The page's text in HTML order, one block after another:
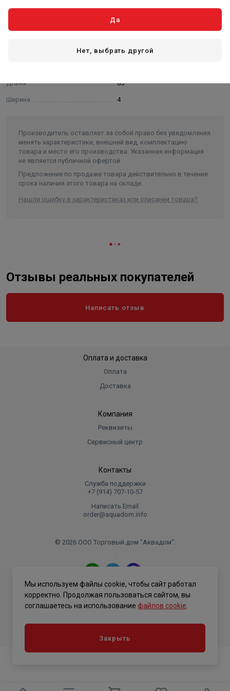
Характеристики
Длина 85
Ширина 4
Производитель оставляет за собой право без уведомления
менять характеристики, внешний вид, комплектацию
товара и место его производства. Указанная информация
не является публичной офертой.
Предложение по продаже товара действительно в течение
срока наличия этого товара на складе.
Нашли ошибку в характеристиках или описании товара?
Отзывы реальных покупателей
Написать отзыв
Оплата и доставка
Оплата
Доставка
Компания
Реквизиты
Сервисный центр
Контакты
Служба поддержки
+7 (914) 707‑10‑57
Написать Email
order@aquadom.info
© 2026 ООО Торговый дом "Аквадом".
.
Политика конфиденциальности
Да
Нет, выбрать другой
Мы используем файлы cookie, чтобы сайт работал
корректно. Продолжая пользоваться сайтом, вы
соглашаетесь на использование файлов cookie
Закрыть